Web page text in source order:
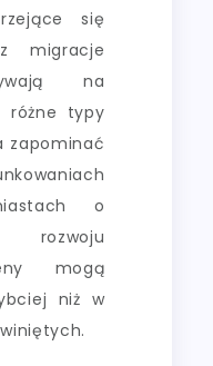
się
migracje
na
różne typy
zapominać
o
mogą
niż w